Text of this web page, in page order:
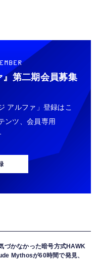
トフィクション- PS5
（シュタインズゲー
変移空間のオクテッ
グ しろちゃん 【
EC-AC6920WF
C USB-C 20W USB PD
証品 GaN採用 折りたた
【 iPhone16 15 等対
2ポート Type-C USB-A
応 GaN II採用 折りたた
EC-AC11045WH
ン 寝ホン type-c 有線
質強化バージョン
】横向きに寝ると耳が圧
リコンで柔らかい 超軽量
断 音質良い リモコン マ
強 通勤通学最適（黑-
イヤホンジャック 変換
音質】 内蔵DAC 遅延な
量調節対応
第二期会員募集
アルファ」登録はこ
ンツ、会員専用
づかなかった暗号方式HAWK
Mythosが60時間で発見、